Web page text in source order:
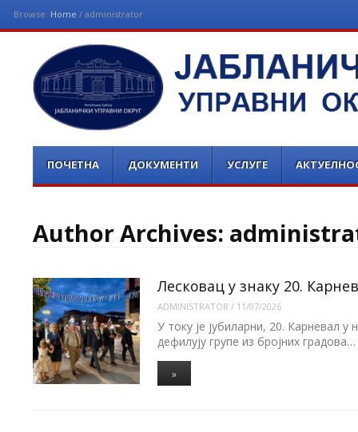
Browse: Home / administrator
ЈАБЛАНИЧКИ УПРАВНИ
Menu
content
ПОЧЕТНА ДОКУМЕНТИ УСЛУГЕ
Author Archives:
Лесковац у знаку 20.
ADMINISTRATOR / 11/07/2026
У току је јубиларни, 20. Карневал
дефилују групе из бројних градова…
»